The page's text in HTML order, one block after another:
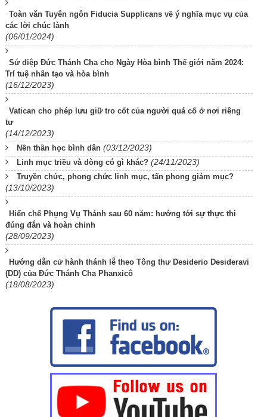
Toàn văn Tuyên ngôn Fiducia Supplicans về ý nghĩa mục vụ của
các lời chúc lành
(06/01/2024)
Sứ điệp Đức Thánh Cha cho Ngày Hòa bình Thế giới năm 2024:
Trí tuệ nhân tạo và hòa bình
(16/12/2023)
Vatican cho phép lưu giữ tro cốt của người quá cố ở nơi riêng
tư
(14/12/2023)
Nền thần học bình dân (03/12/2023)
Linh mục triều và dòng có gì khác? (24/11/2023)
Truyền chức, phong chức linh mục, tấn phong giám mục?
(13/10/2023)
Hiến chế Phụng Vụ Thánh sau 60 năm: hướng tới sự thực thi
đúng đắn và hoàn chỉnh
(28/09/2023)
Hướng dẫn cử hành thánh lễ theo Tông thư Desiderio Desideravi
(DD) của Đức Thánh Cha Phanxicô
(18/08/2023)